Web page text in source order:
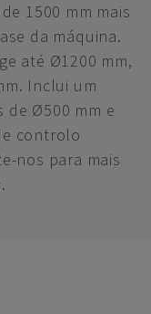
1500 mm mais
da máquina.
até Ø1200 mm,
Inclui um
de Ø500 mm e
controlo
nos para mais